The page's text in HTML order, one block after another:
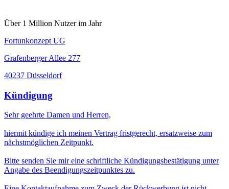
Über 1 Million Nutzer im Jahr
Fortunkonzept UG
Grafenberger Allee 277
40237 Düsseldorf
Kündigung
Sehr geehrte Damen und Herren,
hiermit kündige ich meinen Vertrag fristgerecht, ersatzweise zum
nächstmöglichen Zeitpunkt.
Bitte senden Sie mir eine schriftliche Kündigungsbestätigung unter
Angabe des Beendigungszeitpunktes zu.